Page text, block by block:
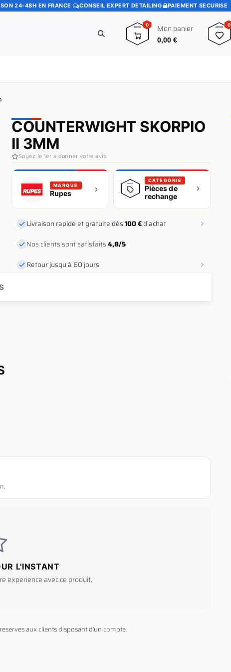
24-48H EN FRANCE · CONSEIL EXPERT DETAILING· PAIEMENT SECURISE
0 Mon panier
0,00€
0
0
COUNTERWIGHT SKORPIO
II 3MM
Soyez le 1er a donner votre avis
MARQUE
Rupes
CATEGORIE
Pièces de
rechange
Livraison rapide et gratuite dès100 €d'achat
Nos clients sont satisfaits4,8/5
Retour jusqu'à 60 jours
L'INSTANT
experience avec ce produit.
aux clients disposant d'un compte.